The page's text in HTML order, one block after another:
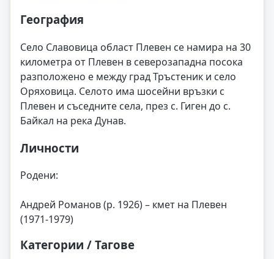
География
Село Славовица област Плевен се намира на 30
километра от Плевен в северозападна посока
разположено е между град Тръстеник и село
Оряховица. Селото има шосейни връзки с
Плевен и съседните села, през с. Гиген до с.
Байкал на река Дунав.
Личности
Родени:
Андрей Романов (р. 1926) – кмет на Плевен
(1971-1979)
Категории / Тагове